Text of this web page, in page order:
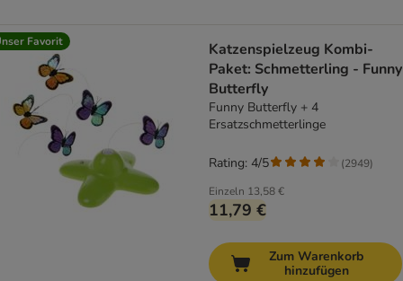
Favorit
Katzenspielzeug Kombi-
Paket: Schmetterling - Funny
Butterfly
Funny Butterfly + 4
Ersatzschmetterlinge
Einzeln 13,58 €
11,79 €
Rating: 4/5 (2949)
Zum Warenkorb
hinzufügen